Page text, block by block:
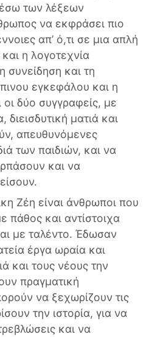
των λέξεων
να εκφράσει πιο
απ’ ό,τι σε μια απλή
η λογοτεχνία
συνείδηση και τη
εγκεφάλου και η
οι δύο συγγραφείς, με
ματιά και
απευθυνόμενες
των παιδιών, και να
και να
Ζέη είναι άνθρωποι που
πάθος και αντίστοιχα
με ταλέντο. Έδωσαν
έργα ωραία και
και τους νέους την
πραγματική
να ξεχωρίζουν τις
την ιστορία, για να
και να